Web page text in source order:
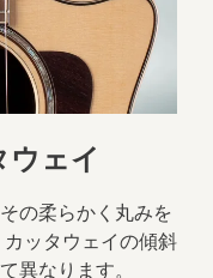
ウェイ
の柔らかく丸みを
ッタウェイの傾斜
異なります。